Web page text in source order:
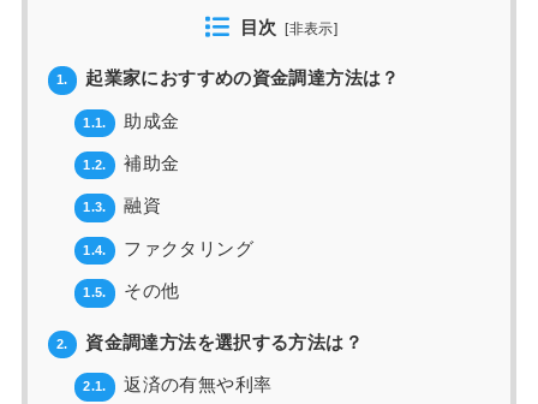
目次 [非表示]
1. 起業家におすすめの資金調達方法は？
1.1. 助成金
1.2. 補助金
1.3. 融資
1.4. ファクタリング
1.5. その他
2. 資金調達方法を選択する方法は？
2.1. 返済の有無や利率